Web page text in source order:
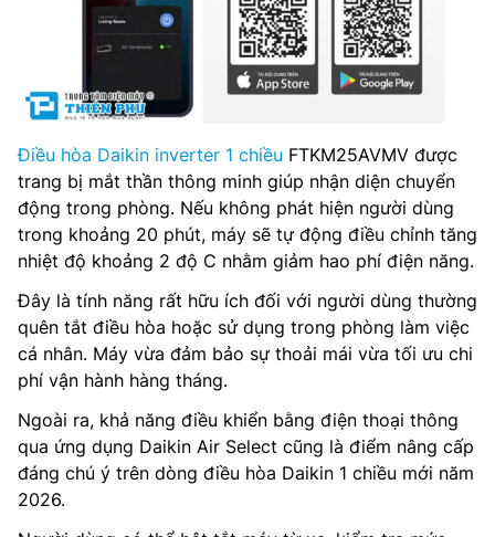
Điều hòa Daikin inverter 1 chiều FTKM25AVMV được
trang bị mắt thần thông minh giúp nhận diện chuyển
động trong phòng. Nếu không phát hiện người dùng
trong khoảng 20 phút, máy sẽ tự động điều chỉnh tăng
nhiệt độ khoảng 2 độ C nhằm giảm hao phí điện năng.
Đây là tính năng rất hữu ích đối với người dùng thường
quên tắt điều hòa hoặc sử dụng trong phòng làm việc
cá nhân. Máy vừa đảm bảo sự thoải mái vừa tối ưu chi
phí vận hành hàng tháng.
Ngoài ra, khả năng điều khiển bằng điện thoại thông
qua ứng dụng Daikin Air Select cũng là điểm nâng cấp
đáng chú ý trên dòng điều hòa Daikin 1 chiều mới năm
2026.